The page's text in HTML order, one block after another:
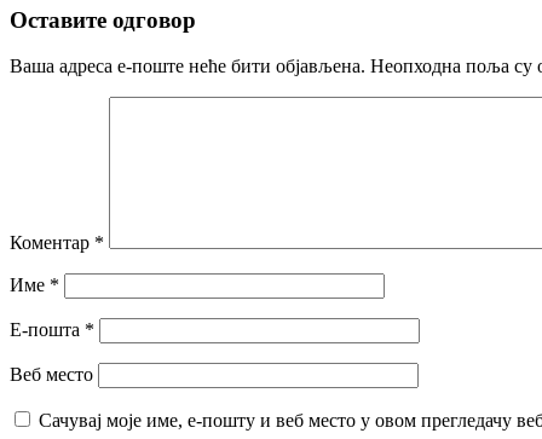
Оставите одговор
Ваша адреса е-поште неће бити објављена. Неопходна поља су
Коментар *
Име *
Е-пошта *
Веб место
Сачувај моје име, е-пошту и веб место у овом прегледачу